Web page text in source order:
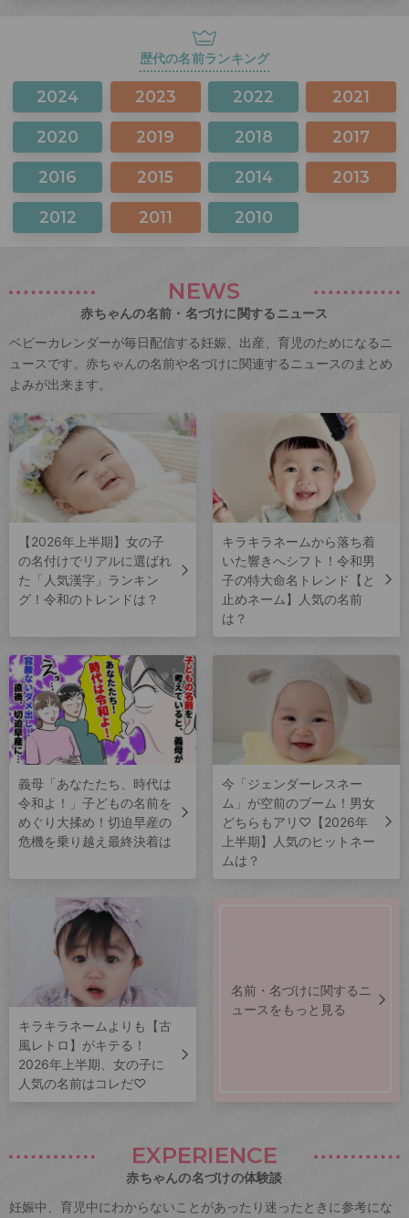
歴代の名前ランキング
2024 2023 2022 2021
2020 2019 2018 2017
2016 2015 2014 2013
2012 2011 2010
NEWS
赤ちゃんの名前・名づけに関するニュース
ベビーカレンダーが毎日配信する妊娠、出産、育児のためになるニ
ュースです。赤ちゃんの名前や名づけに関連するニュースのまとめ
よみが出来ます。
【2026年上半期】女の子
の名付けでリアルに選ばれ
た「人気漢字」ランキン
グ！令和のトレンドは？
キラキラネームから落ち着
いた響きへシフト！令和男
子の特大命名トレンド【と
止めネーム】人気の名前
は？
義母「あなたたち、時代は
令和よ！」子どもの名前を
めぐり大揉め！切迫早産の
危機を乗り越え最終決着は
今「ジェンダーレスネー
ム」が空前のブーム！男女
どちらもアリ♡【2026年
上半期】人気のヒットネー
ムは？
キラキラネームよりも【古
風レトロ】がキテる！
2026年上半期、女の子に
人気の名前はコレだ♡
名前・名づけに関するニ
ュースをもっと見る
EXPERIENCE
赤ちゃんの名づけの体験談
妊娠中、育児中にわからないことがあったり迷ったときに参考にな